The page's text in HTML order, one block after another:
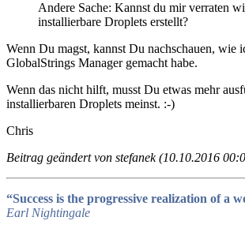
Andere Sache: Kannst du mir verraten
installierbare Droplets erstellt?
Wenn Du magst, kannst Du nachschauen, wie
GlobalStrings Manager gemacht habe.
Wenn das nicht hilft, musst Du etwas mehr
installierbaren Droplets meinst. :-)
Chris
Beitrag geändert von stefanek (10.10.2016
“Success is the progressive realization of a
Earl Nightingale